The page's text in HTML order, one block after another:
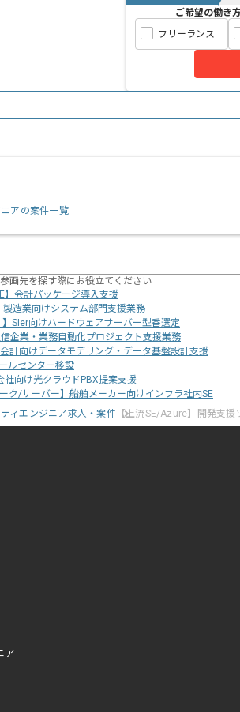
ご希望の働き
フリーランス
アの案件一覧
画先を探す際にお役立てください
】会計パッケージ導入支援
製造業向けシステム部門支援業務
】SIer向けハードウェアサーバー型番選定
信企業・業務自動化プロジェクト支援業務
会計向けデータモデリング・データ基盤設計支援
ルセンター移設
社向け光クラウドPBX提案支援
ク/サーバー】船舶メーカー向けインフラ社内SE
ィエンジニア求人・案件【上流SE/Azure】開発支援
ア